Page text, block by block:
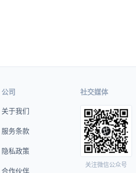
公司
关于我们
服务条款
隐私政策
合作伙伴
社交媒体
关注微信公众号